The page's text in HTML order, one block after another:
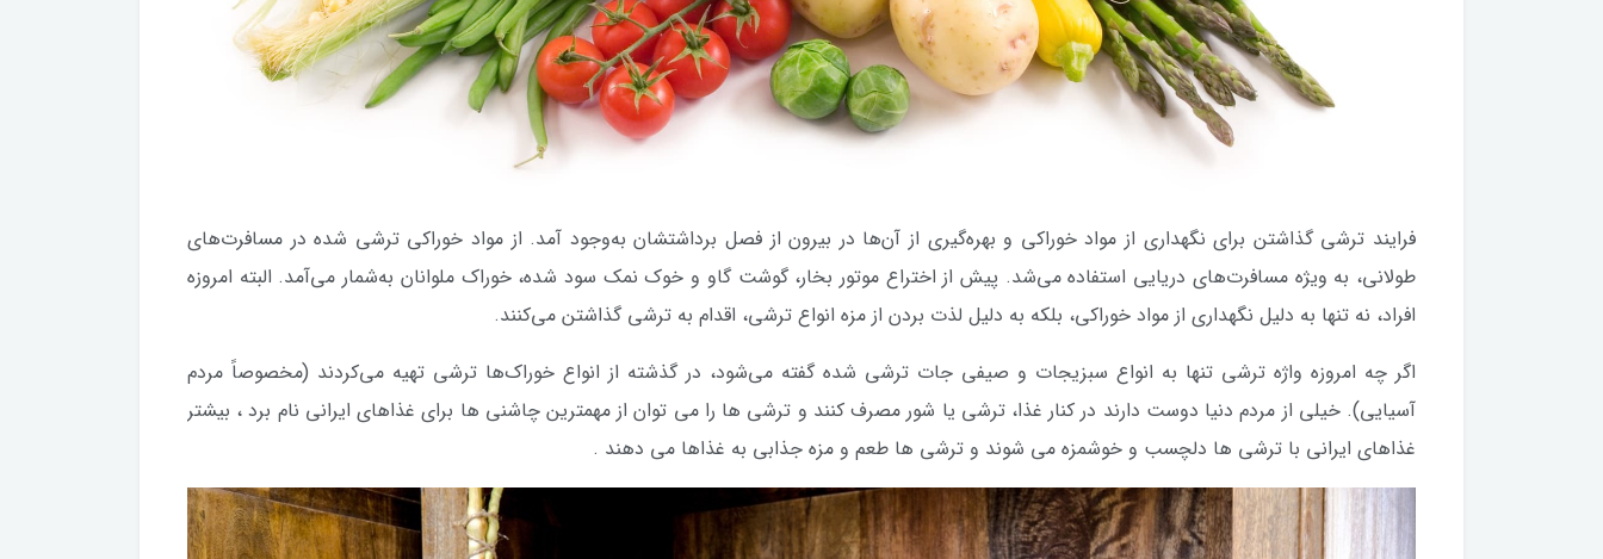
فرایند ترشی گذاشتن برای نگهداری از مواد خوراکی و بهره‌گیری از آن‌ها در بیرون از فصل برداشتشان به‌وجود آمد. از مواد خوراکی ترشی شده در مسافرت‌های
طولانی، به ویژه مسافرت‌های دریایی استفاده می‌شد. پیش از اختراع موتور بخار، گوشت گاو و خوک نمک سود شده، خوراک ملوانان به‌شمار می‌آمد. البته امروزه
افراد، نه تنها به دلیل نگهداری از مواد خوراکی، بلکه به دلیل لذت بردن از مزه انواع ترشی، اقدام به ترشی گذاشتن می‌کنند.
اگر چه امروزه واژه ترشی تنها به انواع سبزیجات و صیفی جات ترشی شده گفته می‌شود، در گذشته از انواع خوراک‌ها ترشی تهیه می‌کردند (مخصوصاً مردم
آسیایی). خیلی از مردم دنیا دوست دارند در کنار غذا، ترشی یا شور مصرف کنند و ترشی ها را می توان از مهمترین چاشنی ها برای غذاهای ایرانی نام برد ، بیشتر
غذاهای ایرانی با ترشی ها دلچسب و خوشمزه می شوند و ترشی ها طعم و مزه جذابی به غذاها می دهند .